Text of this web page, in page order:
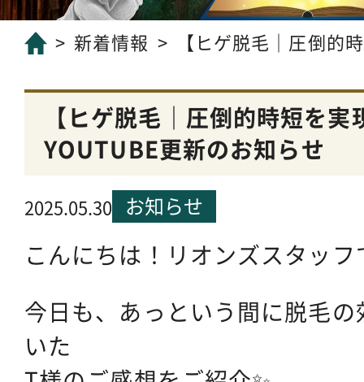
新着情報 【ヒゲ脱毛｜圧倒的
【ヒゲ脱毛｜圧倒的時短を
YOUTUBE更新のお知らせ
2025.05.30 お知らせ
こんにちは！リオンズスタッ
今日も、あっという間に脱毛
いた